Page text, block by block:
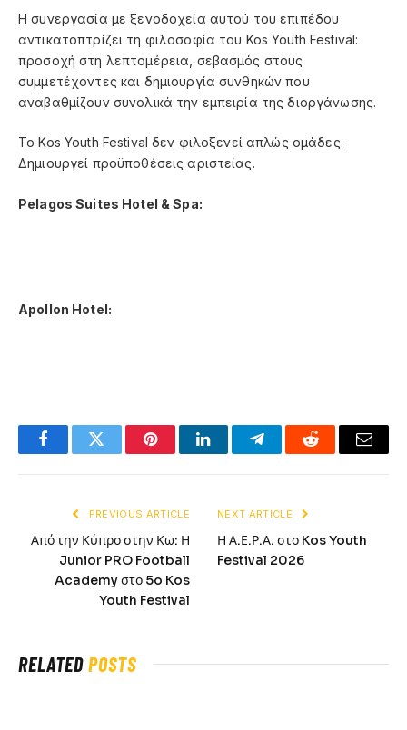
Η συνεργασία με ξενοδοχεία αυτού του επιπέδου
αντικατοπτρίζει τη φιλοσοφία του Kos Youth Festival:
προσοχή στη λεπτομέρεια, σεβασμός στους
συμμετέχοντες και δημιουργία συνθηκών που
αναβαθμίζουν συνολικά την εμπειρία της διοργάνωσης.
Το Kos Youth Festival δεν φιλοξενεί απλώς ομάδες.
Δημιουργεί προϋποθέσεις αριστείας.
Pelagos Suites Hotel & Spa:
Apollon Hotel:
FacebookTwitter PinterestLinkedInTelegramReddit Email
PREVIOUS ARTICLE
Από την Κύπρο στην Κω: Η
Junior PRO Football
Academy στο 5o Kos
Youth Festival
NEXT ARTICLE
Η Α.Ε.Ρ.Α. στο Kos Youth
Festival 2026
RELATEDPOSTS